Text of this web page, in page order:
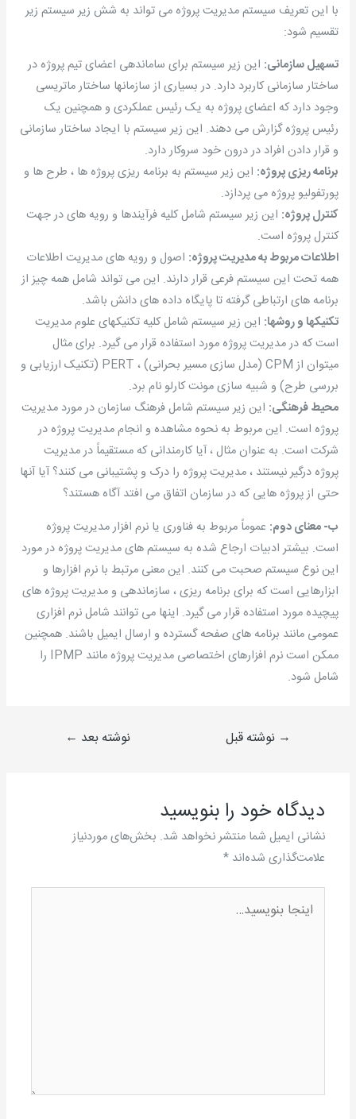
با این تعریف سیستم مدیریت پروژه می تواند به شش زیر سیستم زیر
تقسیم شود:
تسهیل سازمانی: این زیر سیستم برای ساماندهی اعضای تیم پروژه در
ساختار سازمانی کاربرد دارد. در بسیاری از سازمانها ساختار ماتریسی
وجود دارد که اعضای پروژه به یک رئیس عملکردی و همچنین یک
رئیس پروژه گزارش می دهند. این زیر سیستم با ایجاد ساختار سازمانی
و قرار دادن افراد در درون خود سروکار دارد.
برنامه ریزی پروژه: این زیر سیستم به برنامه ریزی پروژه ها ، طرح ها و
پورتفولیو پروژه می پردازد.
کنترل پروژه: این زیر سیستم شامل کلیه فرآیندها و رویه های در جهت
کنترل پروژه است.
اطلاعات مربوط به مدیریت پروژه: اصول و رویه های مدیریت اطلاعات
همه تحت این سیستم فرعی قرار دارند. این می تواند شامل همه چیز از
برنامه های ارتباطی گرفته تا پایگاه داده های دانش باشد.
تکنیکها و روشها: این زیر سیستم شامل کلیه تکنیکهای علوم مدیریت
است که در مدیریت پروژه مورد استفاده قرار می گیرد. برای مثال
میتوان از CPM (مدل سازی مسیر بحرانی) ، PERT (تکنیک ارزیابی و
بررسی طرح) و شبیه سازی مونت کارلو نام برد.
محیط فرهنگی: این زیر سیستم شامل فرهنگ سازمان در مورد مدیریت
پروژه است. این مربوط به نحوه مشاهده و انجام مدیریت پروژه در
شرکت است. به عنوان مثال ، آیا کارمندانی که مستقیماً در مدیریت
پروژه درگیر نیستند ، مدیریت پروژه را درک و پشتیبانی می کنند؟ آیا آنها
حتی از پروژه هایی که در سازمان اتفاق می افتد آگاه هستند؟
ب- معنای دوم: عموماً مربوط به فناوری یا نرم افزار مدیریت پروژه
است. بیشتر ادبیات ارجاع شده به سیستم های مدیریت پروژه در مورد
این نوع سیستم صحبت می کنند. این معنی مرتبط با نرم افزارها و
ابزارهایی است که برای برنامه ریزی ، سازماندهی و مدیریت پروژه های
پیچیده مورد استفاده قرار می گیرد. اینها می توانند شامل نرم افزاری
عمومی مانند برنامه های صفحه گسترده و ارسال ایمیل باشند. همچنین
ممکن است نرم افزارهای اختصاصی مدیریت پروژه مانند IPMP را
شامل شود.
→ نوشته قبل نوشته بعد ←
دیدگاه‌ خود را بنویسید
نشانی ایمیل شما منتشر نخواهد شد. بخش‌های موردنیاز
علامت‌گذاری شده‌اند*
بنویسید…